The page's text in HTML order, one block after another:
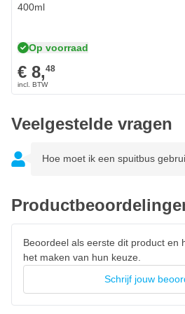
400ml
Op voorraad
€ 8,48
Veelgestelde vragen
Hoe moet ik een spuitbus
Beoordeel als eerste dit product en
het maken van hun keuze.
Schrijf jouw